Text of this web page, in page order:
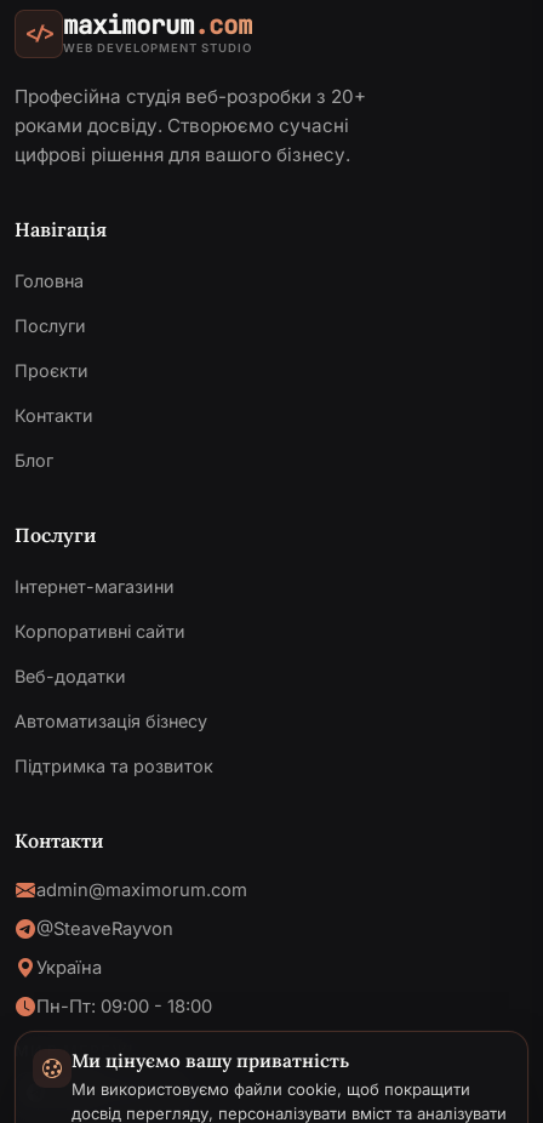
</> maximorum.com
WEB DEVELOPMENT STUDIO
Професійна студія веб-розробки з 20+
роками досвіду. Створюємо сучасні
цифрові рішення для вашого бізнесу.
Навігація
Головна
Послуги
Проєкти
Контакти
Блог
Послуги
Інтернет-магазини
Корпоративні сайти
Веб-додатки
Автоматизація бізнесу
Підтримка та розвиток
Контакти
admin@maximorum.com
@SteaveRayvon
Україна
Пн-Пт: 09:00 - 18:00
МИ В МЕРЕЖІМи цінуємо вашу приватність
Ми використовуємо файли cookie, щоб покращити
досвід перегляду, персоналізувати вміст та аналізувати